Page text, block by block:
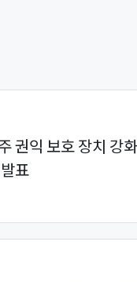
권익 보호 장치 강
표